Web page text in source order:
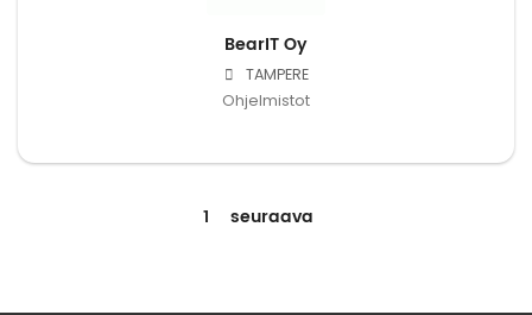
BearIT Oy
TAMPERE
Ohjelmistot
1 seuraava